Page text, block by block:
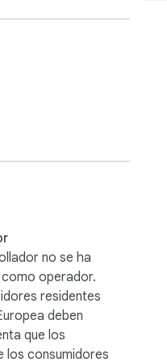
solo unos clics.
no se ha
operador.
residentes
deben
que los
los consumidores